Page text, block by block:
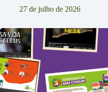
27 de julho de 2026